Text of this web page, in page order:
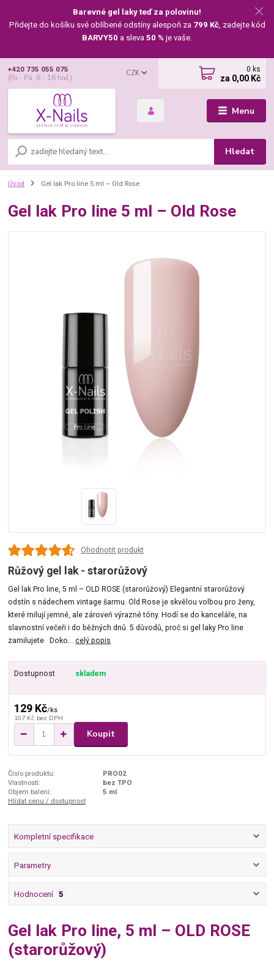
Barevné gel laky teď za polovinu!
Přidejte do košíku své oblíbené odstíny alespoň za 799 Kč, zadejte kód
BARVY50 a sleva 50 % je vaše.
Menu
CZK
Hledat
+420 735 055 075
(Po - Pá, 8 - 16 hod.)
0 ks
za 0,00 Kč
Úvod Gel lak Pro line 5 ml – Old Rose
Gel lak Pro line 5 ml – Old Rose
Ohodnotit produkt
Růžový gel lak - starorůžový
Gel lak Pro line, 5 ml – OLD ROSE (starorůžový) Elegantní starorůžový
odstín s nádechem vintage šarmu. Old Rose je skvělou volbou pro ženy,
které milují jemné, ale zároveň výrazné tóny. Hodí se do kanceláře, na
slavnostní večeři i do běžných dnů. 5 důvodů, proč si gel laky Pro line
zamilujete Doko...celý popis
Dostupnost skladem
129 Kč/ks
107 Kč bez DPH
Koupit
Číslo produktu:
PRO02
Vlastnosti:
bez TPO
Objem balení:
5 ml
Hlídat cenu / dostupnost
Kompletní specifikace
Parametry
Hodnocení 5
Gel lak Pro line, 5 ml – OLD ROSE
(starorůžový)